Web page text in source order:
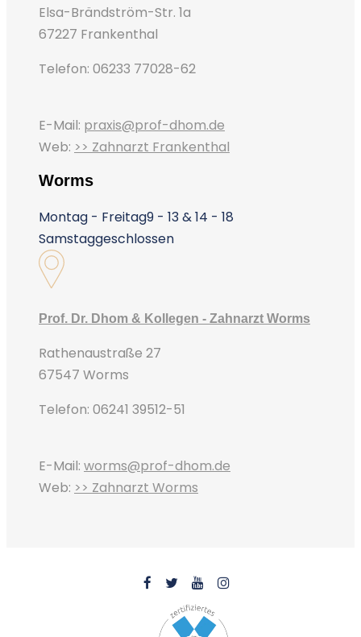
Elsa-Brändström-Str. 1a
67227 Frankenthal
Telefon: 06233 77028-62
E-Mail: praxis@prof-dhom.de
Web: >> Zahnarzt Frankenthal
Worms
Montag - Freitag9 - 13 & 14 - 18
Samstaggeschlossen
Prof. Dr. Dhom & Kollegen - Zahnarzt Worms
Rathenaustraße 27
67547 Worms
Telefon: 06241 39512-51
E-Mail: worms@prof-dhom.de
Web: >> Zahnarzt Worms